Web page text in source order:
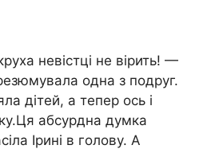
невістці не вірить! —
одна з подруг.
дітей, а тепер ось і
абсурдна думка
Ірині в голову. А